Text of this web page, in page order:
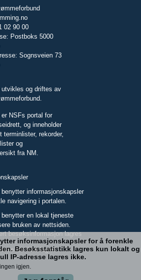
02 90 00
Postboks 5000
Sognsveien 73
utvikles og driftes av
er NSFs portal for
og inneholder
terminlister, rekorder,
og
fra NM.
benytter informasjonskapsler
navigering i portalen.
benytter en lokal tjeneste
bruken av nettsiden.
besøksinformasjon lagres
blir ikke lagret.
informasjonskapsler for å forenkle
Besøksstatistikk lagres kun lokalt og
IP-adresse lagres ikke.
igjen.